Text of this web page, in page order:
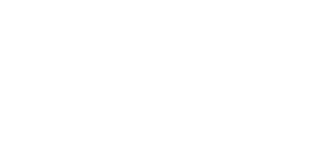
にご登録され
社の共同利用者
はありません。
品に未対応品が
ない年数を意